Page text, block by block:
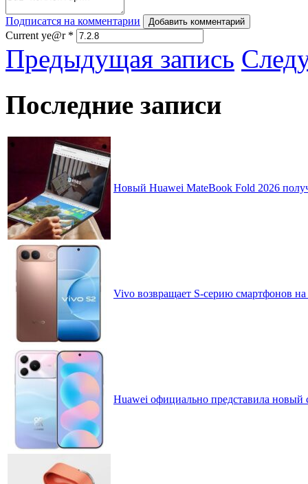
Подписатся на комментарии Добавить комментарий
Current ye@r *
Предыдущая запись
Последние записи
Новый Huawei MateBook Fold 2026
Vivo возвращает S-серию смартфонов
Huawei официально представила